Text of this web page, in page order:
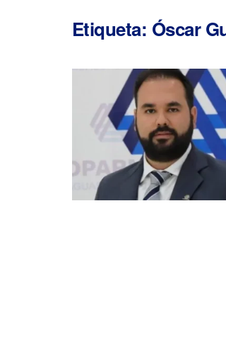
Etiqueta: Óscar